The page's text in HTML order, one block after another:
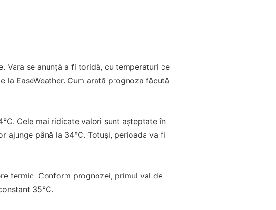
Vara se anunță a fi toridă, cu temperaturi ce
EaseWeather. Cum arată prognoza făcută
Cele mai ridicate valori sunt așteptate în
ajunge până la 34°C. Totuși, perioada va fi
termic. Conform prognozei, primul val de
35°C.